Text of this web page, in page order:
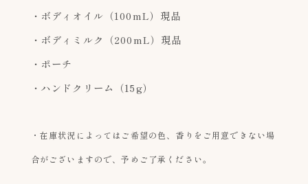
・ボディオイル（100mL）現品
・ボディミルク（200mL）現品
・ポーチ
・ハンドクリーム（15g）
・在庫状況によってはご希望の色、香りをご用意できない場
合がございますので、予めご了承ください。